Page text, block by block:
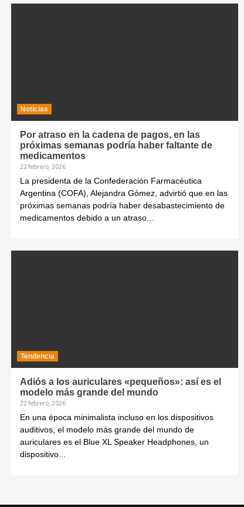
Noticias
Por atraso en la cadena de pagos, en las
próximas semanas podría haber faltante de
medicamentos
22 febrero, 2026
La presidenta de la Confederación Farmacéutica
Argentina (COFA), Alejandra Gómez, advirtió que en las
próximas semanas podría haber desabastecimiento de
medicamentos debido a un atraso...
Tendencia
Adiós a los auriculares «pequeños»: así es el
modelo más grande del mundo
22 febrero, 2026
En una época minimalista incluso en los dispositivos
auditivos, el modelo más grande del mundo de
auriculares es el Blue XL Speaker Headphones, un
dispositivo...